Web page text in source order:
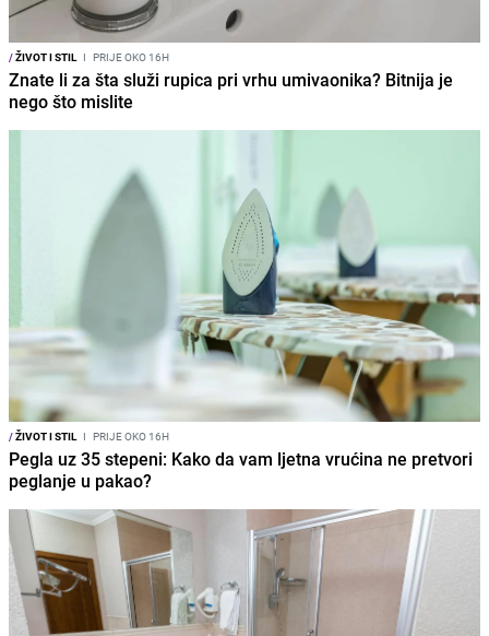
/ŽIVOT I STIL I PRIJE OKO 16H
Znate li za šta služi rupica pri vrhu umivaonika? Bitnija je
nego što mislite
/ŽIVOT I STIL I PRIJE OKO 16H
Pegla uz 35 stepeni: Kako da vam ljetna vrućina ne pretvori
peglanje u pakao?